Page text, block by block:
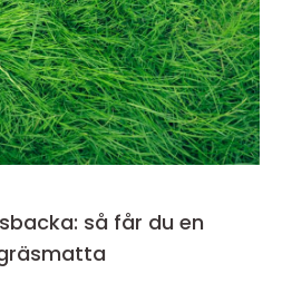
så får du en